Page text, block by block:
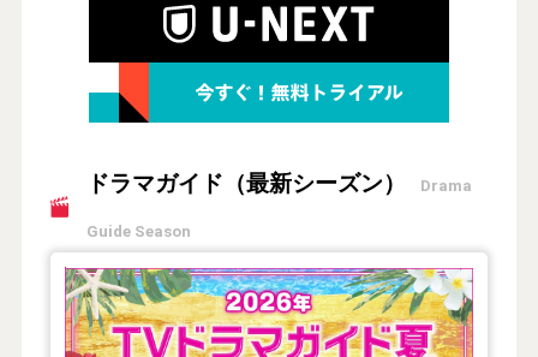
ドラマガイド（最新シーズン） Drama
Guide Season
【2026年夏】TVドラマガイド